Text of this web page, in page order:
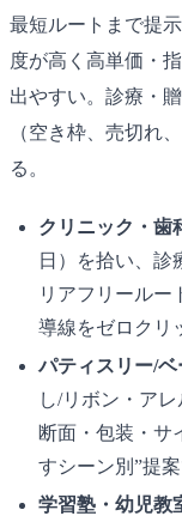
最短ルートまで提
度が高く高単価・
出やすい。診療・
（空き枠、売切れ
る。
クリニック・歯
日）を拾い、診
リアフリールー
導線をゼロクリ
パティスリー/
し/リボン・ア
断面・包装・サ
すシーン別”提
学習塾・幼児教